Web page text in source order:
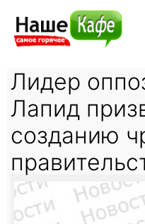
Лидер
Лапид
созданию